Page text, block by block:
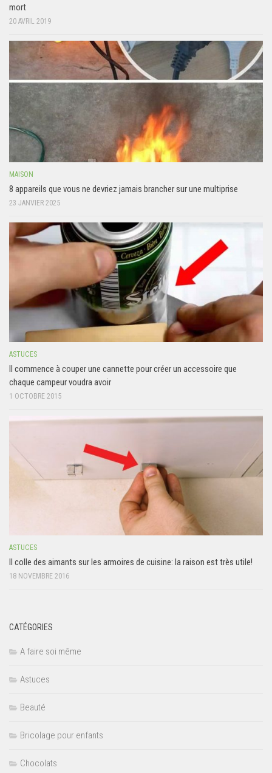
mort
20 AVRIL 2019
MAISON
8 appareils que vous ne devriez jamais brancher sur une multiprise
23 JANVIER 2025
ASTUCES
Il commence à couper une cannette pour créer un accessoire que
chaque campeur voudra avoir
1 OCTOBRE 2015
ASTUCES
Il colle des aimants sur les armoires de cuisine: la raison est très utile!
18 NOVEMBRE 2016
CATÉGORIES
A faire soi même
Astuces
Beauté
Bricolage pour enfants
Chocolats